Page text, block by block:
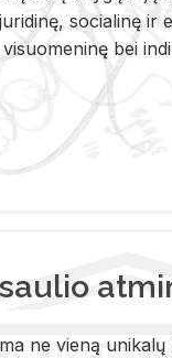
so­cia­li­nę
bei
ne vieną